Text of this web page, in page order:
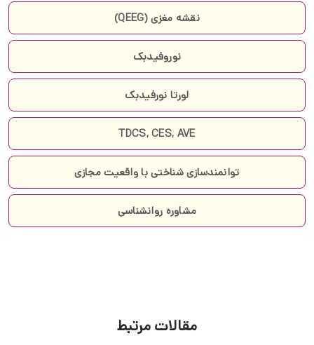
نقشه مغزی (QEEG)
نوروفیدبک
لورتا نورفیدبک
TDCS, CES, AVE
توانمندسازی شناختی با واقعیت مجازی
مشاوره روانشناسی
مقالات مرتبط